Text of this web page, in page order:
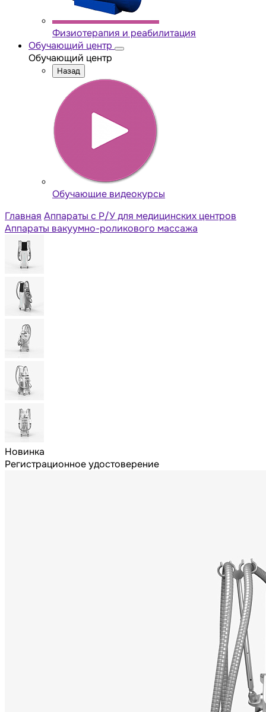
Физиотерапия и реабилитация
Обучающий центр
Обучающий центр
Назад
Обучающие видеокурсы
Главная Аппараты с Р/У для медицинских центров
Аппараты вакуумно-роликового массажа
Новинка
Регистрационное удостоверение